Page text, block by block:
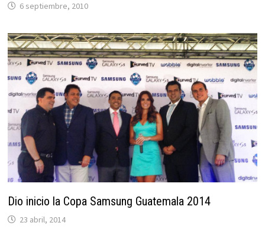
6 septiembre, 2010
Dio inicio la Copa Samsung Guatemala 2014
23 abril, 2014